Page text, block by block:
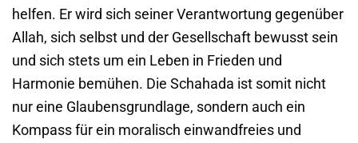
helfen. Er wird sich seiner Verantwortung gegenüber
Allah, sich selbst und der Gesellschaft bewusst sein
und sich stets um ein Leben in Frieden und
Harmonie bemühen. Die Schahada ist somit nicht
nur eine Glaubensgrundlage, sondern auch ein
Kompass für ein moralisch einwandfreies und